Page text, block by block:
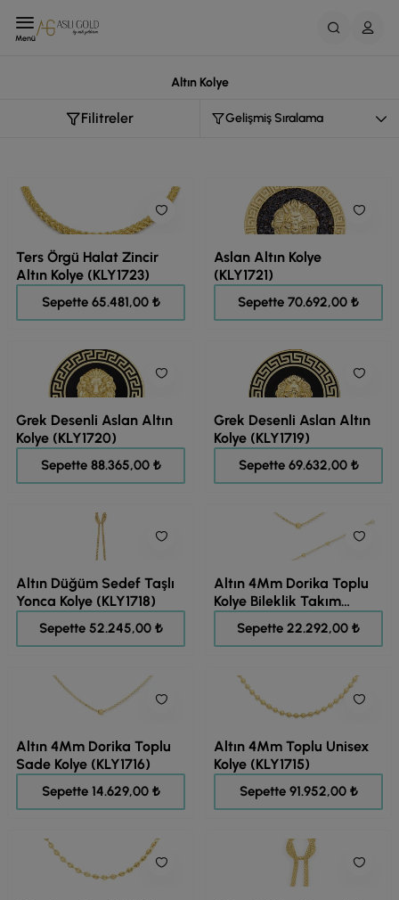
Menü
Altın Kolye
Filitreler
Ters Örgü Halat Zincir
Altın Kolye (KLY1723)
Sepette 65.481,00 ₺
Aslan Altın Kolye
(KLY1721)
Sepette 70.692,00 ₺
Grek Desenli Aslan Altın
Kolye (KLY1720)
Sepette 88.365,00 ₺
Grek Desenli Aslan Altın
Kolye (KLY1719)
Sepette 69.632,00 ₺
Altın Düğüm Sedef Taşlı
Yonca Kolye (KLY1718)
Sepette 52.245,00 ₺
Altın 4Mm Dorika Toplu
Kolye Bileklik Takım
(TKM0356)
Sepette 22.292,00 ₺
Altın 4Mm Dorika Toplu
Sade Kolye (KLY1716)
Sepette 14.629,00 ₺
Altın 4Mm Toplu Unisex
Kolye (KLY1715)
Sepette 91.952,00 ₺